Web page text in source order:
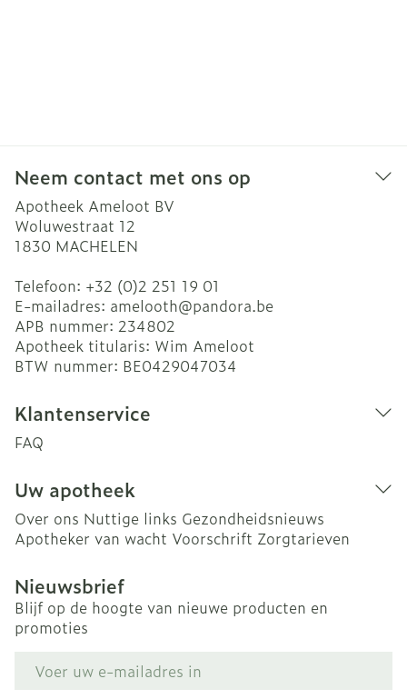
Neem contact met ons op
Apotheek Ameloot BV
Woluwestraat 12
1830 MACHELEN
Telefoon: +32 (0)2 251 19 01
E-mailadres: amelooth@pandora.be
APB nummer: 234802
Apotheek titularis: Wim Ameloot
BTW nummer: BE0429047034
Klantenservice
FAQ
Uw apotheek
Over ons Nuttige links Gezondheidsnieuws
Apotheker van wacht Voorschrift Zorgtarieven
Nieuwsbrief
Blijf op de hoogte van nieuwe producten en
promoties